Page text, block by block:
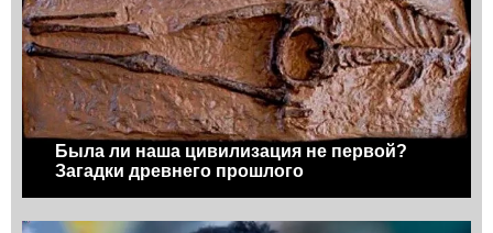
Была ли наша цивилизация не первой?
Загадки древнего прошлого